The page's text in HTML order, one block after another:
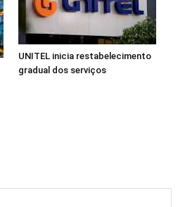
UNITEL inicia restabelecimento
gradual dos serviços